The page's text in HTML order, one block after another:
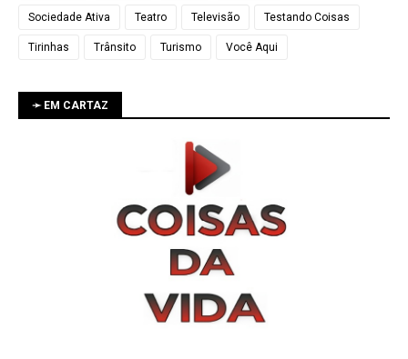
Sociedade Ativa Teatro Televisão Testando Coisas
Tirinhas Trânsito Turismo Você Aqui
➛ EM CARTAZ